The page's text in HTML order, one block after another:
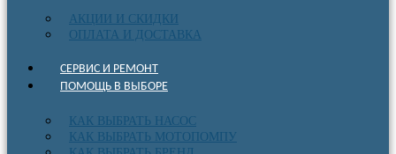
АКЦИИ И СКИДКИ
ОПЛАТА И ДОСТАВКА
СЕРВИС И РЕМОНТ
ПОМОЩЬ В ВЫБОРЕ
КАК ВЫБРАТЬ НАСОС
КАК ВЫБРАТЬ МОТОПОМПУ